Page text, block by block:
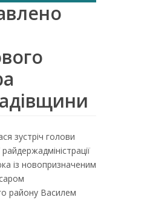
зустріч голови
із новопризначеним
району Василем